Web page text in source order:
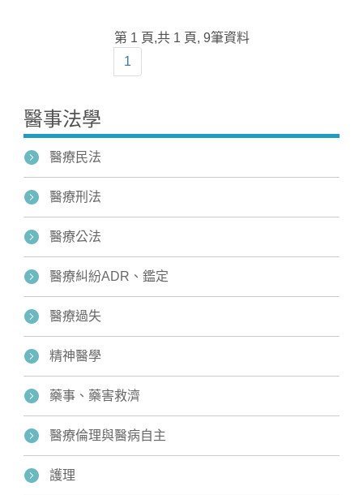
第 1 頁,共 1 頁, 9筆資料
1
醫事法學
醫療民法
醫療刑法
醫療公法
醫療糾紛ADR、鑑定
醫療過失
精神醫學
藥事、藥害救濟
醫療倫理與醫病自主
護理